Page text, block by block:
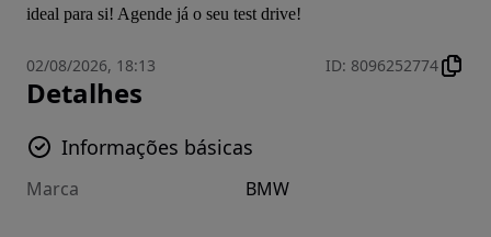
ideal para si! Agende já o seu test drive!
02/08/2026, 18:13 ID: 8096252774
Detalhes
Informações básicas
Marca BMW